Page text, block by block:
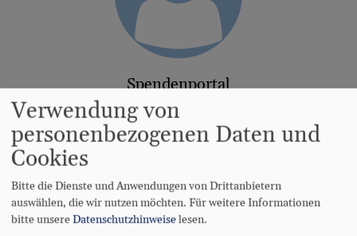
Spendenportal
In Bearbeitung.
Verwendung von
personenbezogenen Daten und
Cookies
Bitte die Dienste und Anwendungen von Drittanbietern
auswählen, die wir nutzen möchten. Für weitere Informationen
bitte unsereDatenschutzhinweiselesen.